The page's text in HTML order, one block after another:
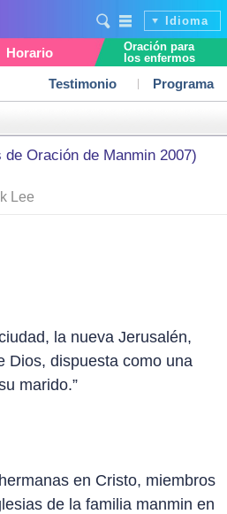
Idioma
Horario
Oración para
los enfermos
Testimonio Programa
Oración de Manmin 2007)
Lee
la nueva Jerusalén,
Dios, dispuesta como una
marido.”
en Cristo, miembros
de la familia manmin en